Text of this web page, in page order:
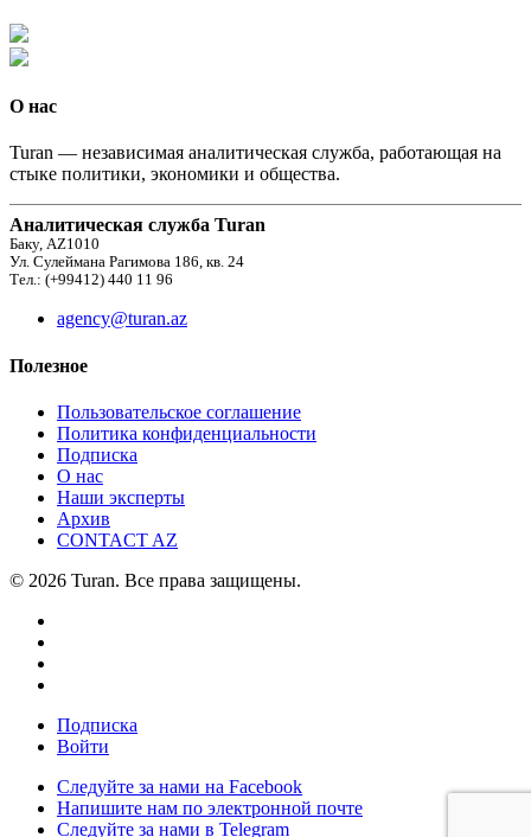
О нас
Turan — независимая аналитическая служба, работающая на
стыке политики, экономики и общества.
Аналитическая служба Turan
Баку, AZ1010
Ул. Сулеймана Рагимова 186, кв. 24
Тел.: (+99412) 440 11 96
agency@turan.az
Полезное
Пользовательское соглашение
Политика конфиденциальности
Подписка
О нас
Наши эксперты
Архив
CONTACT AZ
© 2026 Turan. Все права защищены.
Подписка
Войти
Следуйте за нами на Facebook
Напишите нам по электронной почте
Следуйте за нами в Telegram